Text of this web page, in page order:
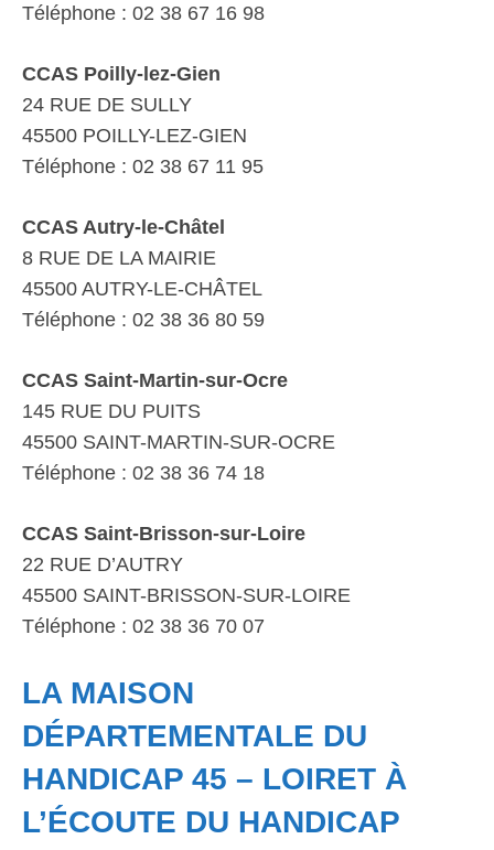
Téléphone : 02 38 67 16 98
CCAS Poilly-lez-Gien
24 RUE DE SULLY
45500 POILLY-LEZ-GIEN
Téléphone : 02 38 67 11 95
CCAS Autry-le-Châtel
8 RUE DE LA MAIRIE
45500 AUTRY-LE-CHÂTEL
Téléphone : 02 38 36 80 59
CCAS Saint-Martin-sur-Ocre
145 RUE DU PUITS
45500 SAINT-MARTIN-SUR-OCRE
Téléphone : 02 38 36 74 18
CCAS Saint-Brisson-sur-Loire
22 RUE D’AUTRY
45500 SAINT-BRISSON-SUR-LOIRE
Téléphone : 02 38 36 70 07
LA MAISON
DÉPARTEMENTALE DU
HANDICAP 45 – LOIRET À
L’ÉCOUTE DU HANDICAP